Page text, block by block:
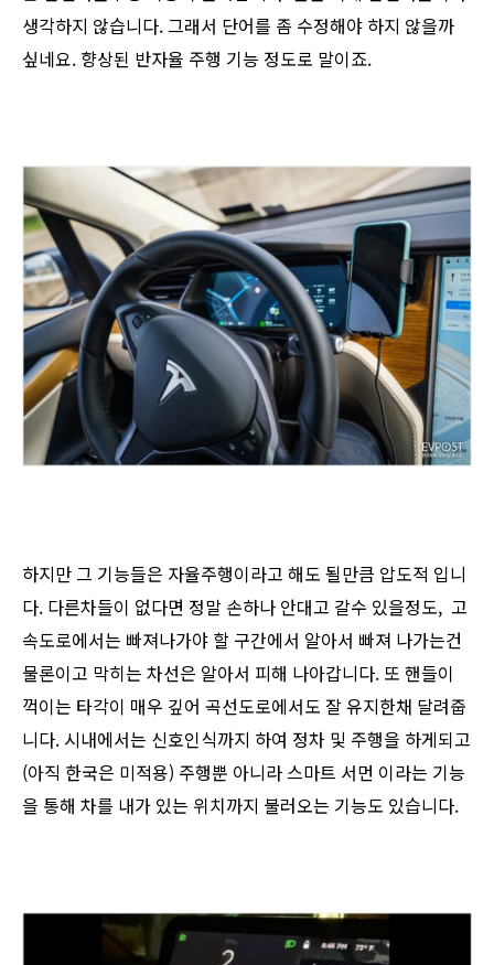
생각하지 않습니다. 그래서 단어를 좀 수정해야 하지 않을까
싶네요. 향상된 반자율 주행 기능 정도로 말이죠.
하지만 그 기능들은 자율주행이라고 해도 될만큼 압도적 입니
다. 다른차들이 없다면 정말 손하나 안대고 갈수 있을정도, 고
속도로에서는 빠져나가야 할 구간에서 알아서 빠져 나가는건
물론이고 막히는 차선은 알아서 피해 나아갑니다. 또 핸들이
꺽이는 타각이 매우 깊어 곡선도로에서도 잘 유지한채 달려줍
니다. 시내에서는 신호인식까지 하여 정차 및 주행을 하게되고
(아직 한국은 미적용) 주행뿐 아니라 스마트 서먼 이라는 기능
을 통해 차를 내가 있는 위치까지 불러오는 기능도 있습니다.